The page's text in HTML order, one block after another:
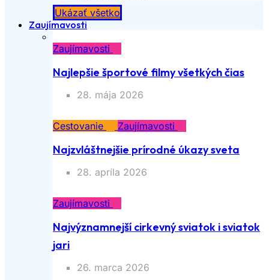
Ukázať všetko
Zaujímavosti
Zaujímavosti
Najlepšie športové filmy všetkých čias
28. mája 2026
Cestovanie Zaujímavosti
Najzvláštnejšie prírodné úkazy sveta
28. apríla 2026
Zaujímavosti
Najvýznamnejší cirkevný sviatok i sviatok
jari
26. marca 2026